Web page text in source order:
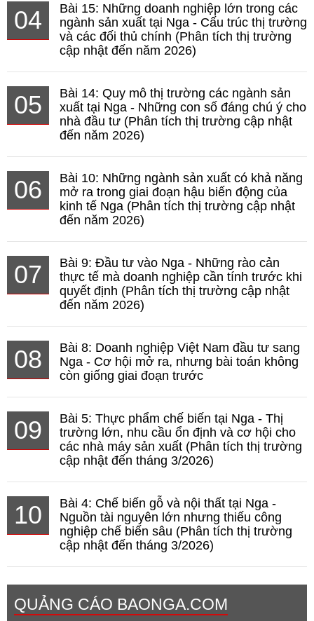
04
Bài 15: Những doanh nghiệp lớn trong các
ngành sản xuất tại Nga - Cấu trúc thị trường
và các đối thủ chính (Phân tích thị trường
cập nhật đến năm 2026)
05
Bài 14: Quy mô thị trường các ngành sản
xuất tại Nga - Những con số đáng chú ý cho
nhà đầu tư (Phân tích thị trường cập nhật
đến năm 2026)
06
Bài 10: Những ngành sản xuất có khả năng
mở ra trong giai đoạn hậu biến động của
kinh tế Nga (Phân tích thị trường cập nhật
đến năm 2026)
07
Bài 9: Đầu tư vào Nga - Những rào cản
thực tế mà doanh nghiệp cần tính trước khi
quyết định (Phân tích thị trường cập nhật
đến năm 2026)
08
Bài 8: Doanh nghiệp Việt Nam đầu tư sang
Nga - Cơ hội mở ra, nhưng bài toán không
còn giống giai đoạn trước
09
Bài 5: Thực phẩm chế biến tại Nga - Thị
trường lớn, nhu cầu ổn định và cơ hội cho
các nhà máy sản xuất (Phân tích thị trường
cập nhật đến tháng 3/2026)
10
Bài 4: Chế biến gỗ và nội thất tại Nga -
Nguồn tài nguyên lớn nhưng thiếu công
nghiệp chế biến sâu (Phân tích thị trường
cập nhật đến tháng 3/2026)
QUẢNG CÁO BAONGA.COM